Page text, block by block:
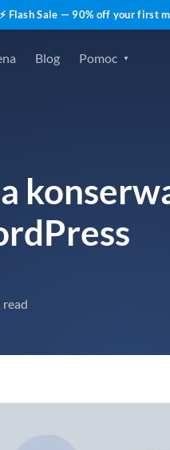
⚡ Flash Sale — 90% off your first
Blog Pomoc
read